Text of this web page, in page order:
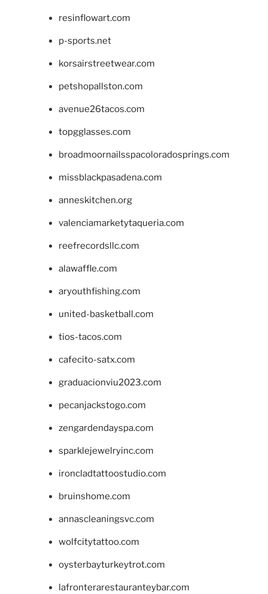
resinflowart.com
p-sports.net
korsairstreetwear.com
petshopallston.com
avenue26tacos.com
topgglasses.com
broadmoornailsspacoloradosprings.com
missblackpasadena.com
anneskitchen.org
valenciamarketytaqueria.com
reefrecordsllc.com
alawaffle.com
aryouthfishing.com
united-basketball.com
tios-tacos.com
cafecito-satx.com
graduacionviu2023.com
pecanjackstogo.com
zengardendayspa.com
sparklejewelryinc.com
ironcladtattoostudio.com
bruinshome.com
annascleaningsvc.com
wolfcitytattoo.com
oysterbayturkeytrot.com
lafronterarestauranteybar.com